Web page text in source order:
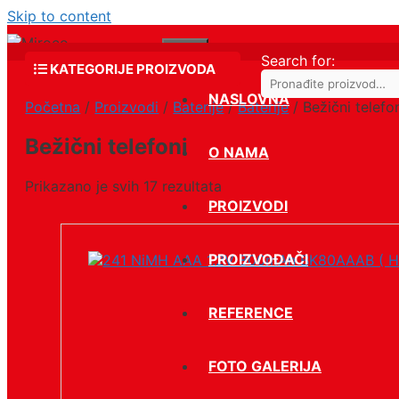
Skip to content
NASLOVNA
O NAMA
PROIZVODI
PROIZVOĐAČI
REFERENCE
FOTO GALERIJA
KATEGORIJE PROIZVODA Search for:
Početna / Proizvodi / Baterije/Baterije/ Bežični
Bežični telefoni
Prikazano je svih 17 rezultata